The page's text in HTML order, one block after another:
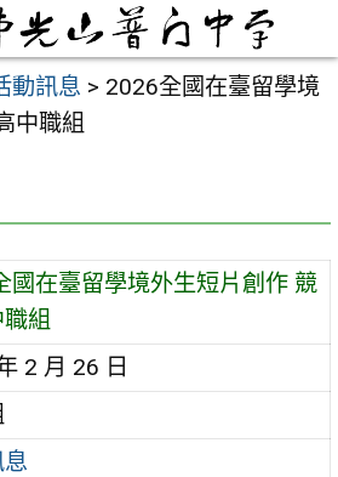
動訊息 > 2026全國在臺留學境
中職組
國在臺留學境外生短片創作 競
組
2 月 26 日